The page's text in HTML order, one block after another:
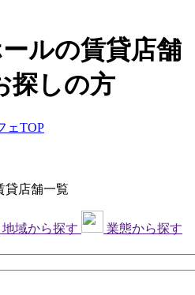
ルの賃貸店舗
探しの方
ェTOP
貸店舗一覧
地域から探す
業態から探す